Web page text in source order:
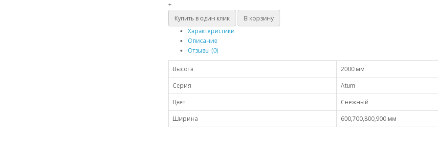
+
Купить в один клик
В корзину
Характеристики
Описание
Отзывы (0)
Высота
2000 мм
Серия
Atum
Цвет
Снежный
Ширина
600,700,800,900 мм